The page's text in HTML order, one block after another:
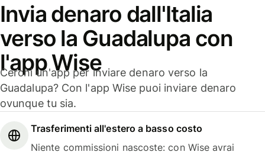
Invia denaro dall'Italia
verso la Guadalupa con
l'app Wise
Cerchi un'app per inviare denaro verso la
Guadalupa? Con l'app Wise puoi inviare denaro
ovunque tu sia.
Trasferimenti all'estero a basso costo
Niente commissioni nascoste: con Wise avrai